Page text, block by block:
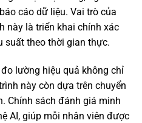
cáo dữ liệu. Vai trò của
này là triển khai chính xác
suất theo thời gian thực.
lường hiệu quả không chỉ
này còn dựa trên chuyển
Chính sách đánh giá minh
AI, giúp mỗi nhân viên được